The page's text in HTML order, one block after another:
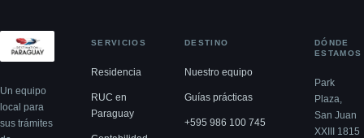
Un equipo
local para
sus trámites
SERVICIOS
Residencia
RUC en
Paraguay
DESTINO
Nuestro equipo
Guías prácticas
+595 986 100 745
DÓNDE
ESTAMOS
Park
Plaza,
San Juan
XXIII 1815